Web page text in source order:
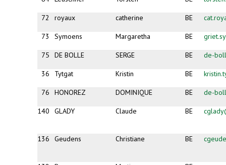
72 royaux catherine BE
73 Symoens Margaretha BE
75 DE BOLLE SERGE BE de-
36 Tytgat Kristin BE
76 HONOREZ DOMINIQUE BE de-
140 GLADY Claude BE
136 Geudens Christiane BE